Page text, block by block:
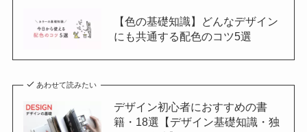
【色の基礎知識】どんなデザイン
にも共通する配色のコツ5選
あわせて読みたい
デザイン初心者におすすめの書
籍・18選【デザイン基礎知識・独